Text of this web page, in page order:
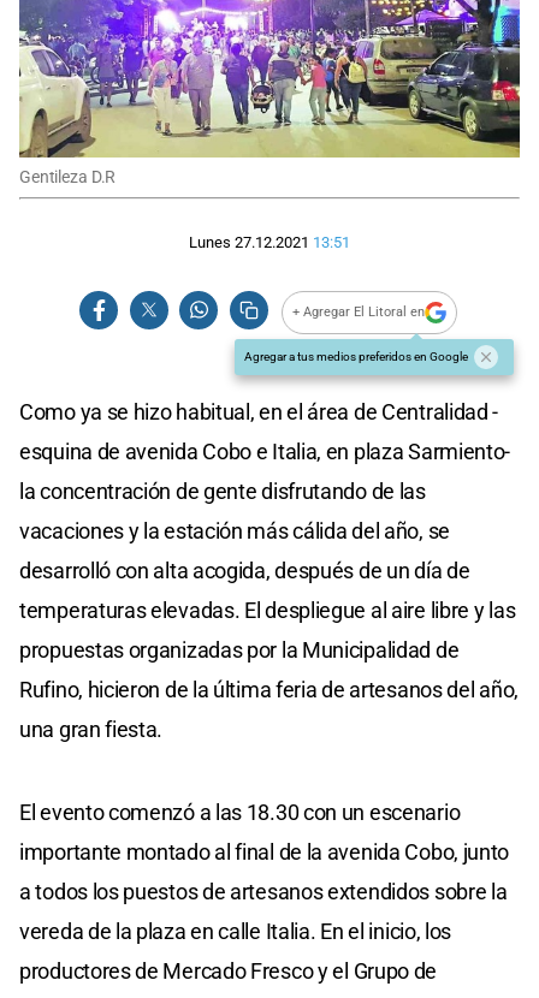
Gentileza D.R
Lunes 27.12.2021 13:51
+ Agregar El Litoral en
Agregar a tus medios preferidos en Google
Como ya se hizo habitual, en el área de Centralidad -
esquina de avenida Cobo e Italia, en plaza Sarmiento-
la concentración de gente disfrutando de las
vacaciones y la estación más cálida del año, se
desarrolló con alta acogida, después de un día de
temperaturas elevadas. El despliegue al aire libre y las
propuestas organizadas por la Municipalidad de
Rufino, hicieron de la última feria de artesanos del año,
una gran fiesta.
El evento comenzó a las 18.30 con un escenario
importante montado al final de la avenida Cobo, junto
a todos los puestos de artesanos extendidos sobre la
vereda de la plaza en calle Italia. En el inicio, los
productores de Mercado Fresco y el Grupo de